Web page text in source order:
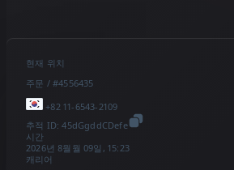
현재 위치
주문 / #4556435
+82 11-6543-2109
추적 ID:45dGgddCDefe
시간
2026년 8월월 09일, 15:23
캐리어